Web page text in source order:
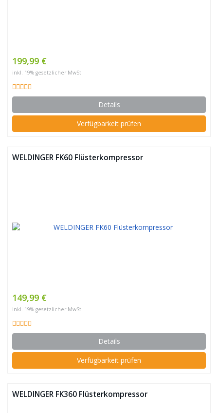
199,99 €
inkl. 19% gesetzlicher MwSt.
Details
Verfügbarkeit prüfen
WELDINGER FK60 Flüsterkompressor
149,99 €
inkl. 19% gesetzlicher MwSt.
Details
Verfügbarkeit prüfen
WELDINGER FK360 Flüsterkompressor